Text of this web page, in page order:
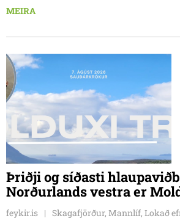
saman til að sýna hæfileika sína.
Dagbjörtu Sísí Einarsdóttur, sem er
MEIRA
Þriðji og síðasti
Norðurlands vestra er
feykir.is Skagafjörður, Mannlíf, Lokað